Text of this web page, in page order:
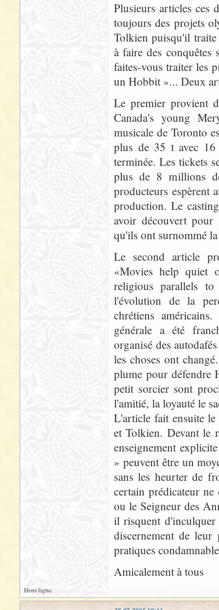
Plusieurs articles ces
toujours des projets
Tolkien puisqu'il traite
à faire des conquêtes
faites-vous traiter les
un Hobbit »... Deux
Le premier provient
Canada's young
musicale de Toronto
plus de 35 t avec 16
terminée. Les tickets
plus de 8 millions
producteurs espèrent
production. Le
avoir découvert
qu'ils ont surnommé
Le second article
«Movies help quiet
religious parallels
l'évolution de la
chrétiens
générale a été
organisé des
les choses ont
plume pour défendre
petit sorcier sont
l'amitié, la loyauté le
L'article fait ensuite le
et Tolkien. Devant le
enseignement
» peuvent être un
sans les heurter de
certain prédicateur
ou le Seigneur des
il risquent d'inculquer
discernement de leur
pratiques
Amicalement à tous
Hors ligne